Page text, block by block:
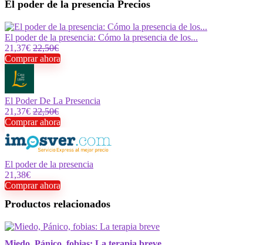
El poder de la presencia Precios
El poder de la presencia: Cómo la presencia de los...
21,37€ 22,50€
Comprar ahora
El Poder De La Presencia
21,37€ 22,50€
Comprar ahora
El poder de la presencia
21,38€
Comprar ahora
Productos relacionados